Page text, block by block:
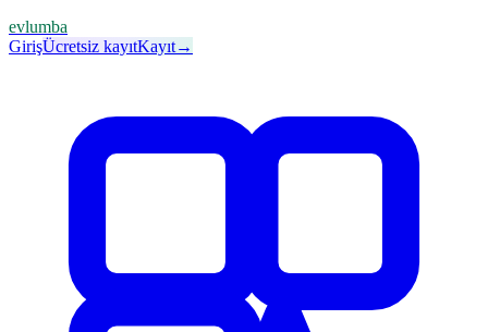
evlumba
GirişÜcretsiz kayıtKayıt→